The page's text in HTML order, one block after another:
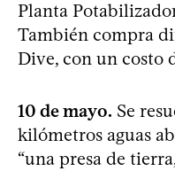
Planta
También compra
Dive, con un costo
10 de mayo. Se
kilómetros aguas
“una presa de